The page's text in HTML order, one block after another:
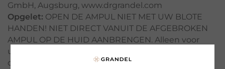
GmbH, Augsburg, www.drgrandel.com
Opgelet: OPEN DE AMPUL NIET MET UW BLOTE
HANDEN! NIET DIRECT VANUIT DE AFGEBROKEN
AMPUL OP DE HUID AANBRENGEN. Alleen voor
uitwendig gebruik. Werkstofconcentraten niet in
de ogen laten komen. Bewaar buiten het bereik